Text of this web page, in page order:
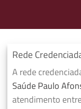
Rede
A rede
Saúde Paulo
atendimento